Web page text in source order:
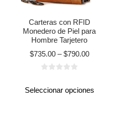
Carteras con RFID
Monedero de Piel para
Hombre Tarjetero
$735.00 – $790.00
Seleccionar opciones